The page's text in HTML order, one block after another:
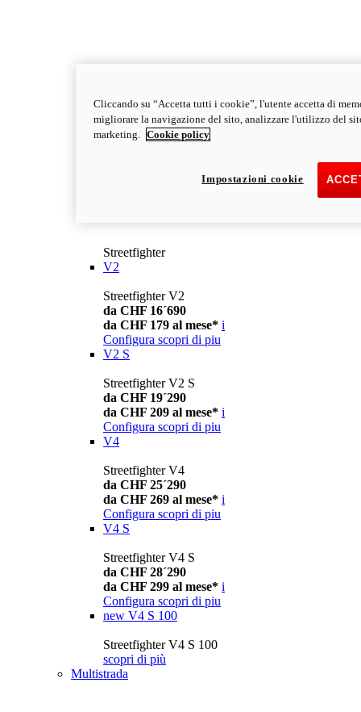
Streetfighter
V2
Streetfighter V2
da CHF 16´690
da CHF 179 al mese* i
Configura scopri di piu
V2 S
Streetfighter V2 S
da CHF 19´290
da CHF 209 al mese* i
Configura scopri di piu
V4
Streetfighter V4
da CHF 25´290
da CHF 269 al mese* i
Configura scopri di piu
V4 S
Streetfighter V4 S
da CHF 28´290
da CHF 299 al mese* i
Configura scopri di piu
new V4 S 100
Streetfighter V4 S 100
scopri di più
Multistrada
Cliccando su “Accetta tutti i cookie”, l'utente accetta di
migliorare la navigazione del sito, analizzare l'utilizzo del
marketing.
Cookie policy
Impostazioni cookie